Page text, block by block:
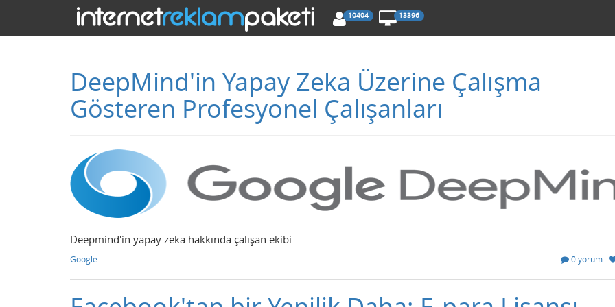
10404 13396
DeepMind'in Yapay Zeka Üzerine Çalışma
Gösteren Profesyonel Çalışanları
Deepmind'in yapay zeka hakkında çalışan ekibi
Google 0 yorum